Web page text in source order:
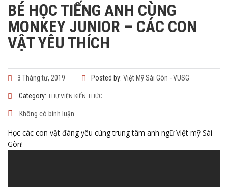
BÉ HỌC TIẾNG ANH CÙNG
MONKEY JUNIOR – CÁC CON
VẬT YÊU THÍCH
3 Tháng tư, 2019 Posted by: Việt Mỹ Sài Gòn - VUSG
Category: THƯ VIỆN KIẾN THỨC
Không có bình luận
Học các con vật đáng yêu cùng trung tâm anh ngữ Việt mỹ Sài
Gòn!